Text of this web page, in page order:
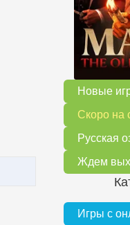
Новые
Скоро на
Русская
Ждем
Игры с